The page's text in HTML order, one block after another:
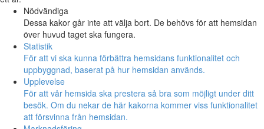
Nödvändiga
Dessa kakor går inte att välja bort. De behövs för att hemsidan
över huvud taget ska fungera.
Statistik
För att vi ska kunna förbättra hemsidans funktionalitet och
uppbyggnad, baserat på hur hemsidan används.
Upplevelse
För att vår hemsida ska prestera så bra som möjligt under ditt
besök. Om du nekar de här kakorna kommer viss funktionalitet
att försvinna från hemsidan.